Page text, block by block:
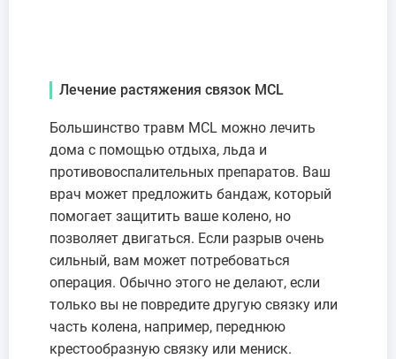
Лечение растяжения связок MCL
Большинство травм MCL можно лечить
дома с помощью отдыха, льда и
противовоспалительных препаратов. Ваш
врач может предложить бандаж, который
помогает защитить ваше колено, но
позволяет двигаться. Если разрыв очень
сильный, вам может потребоваться
операция. Обычно этого не делают, если
только вы не повредите другую связку или
часть колена, например, переднюю
крестообразную связку или мениск.